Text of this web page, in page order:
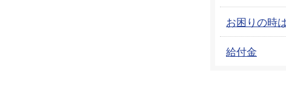
お困りの時
給付金